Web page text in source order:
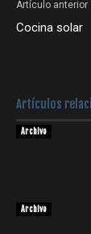
Artículo anterior
Cocina solar
Artículos
Archivo
Archivo